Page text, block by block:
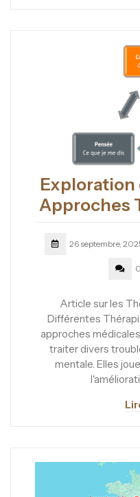
Approches
26 septembre,
Article sur les
Différentes
approches
traiter divers
mentale. Elles